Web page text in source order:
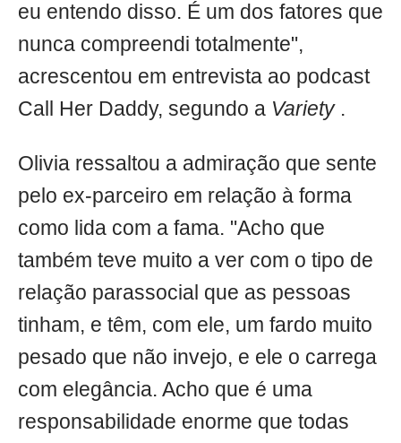
eu entendo disso. É um dos fatores que
nunca compreendi totalmente",
acrescentou em entrevista ao podcast
Call Her Daddy, segundo a Variety .
Olivia ressaltou a admiração que sente
pelo ex-parceiro em relação à forma
como lida com a fama. "Acho que
também teve muito a ver com o tipo de
relação parassocial que as pessoas
tinham, e têm, com ele, um fardo muito
pesado que não invejo, e ele o carrega
com elegância. Acho que é uma
responsabilidade enorme que todas